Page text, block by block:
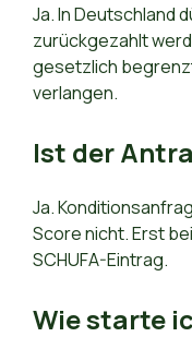
Ja. In Deutschland
zurückgezahlt
gesetzlich
verlangen.
Ist der
Ja.
Score nicht. Erst
SCHUFA-Eintrag.
Wie starte